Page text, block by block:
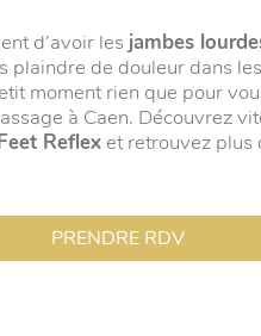
d’avoir les jambes
plaindre de douleur dans
moment rien que pour
à Caen. Découvrez
Reflex et retrouvez plus
PRENDRE RDV